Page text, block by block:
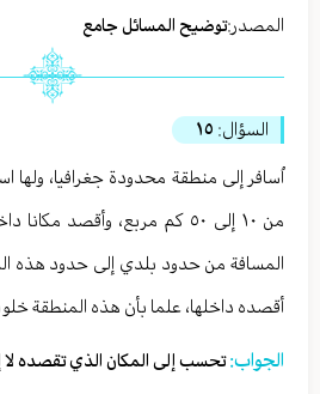
المصدر:توضيح المسائل جامع
السؤال: ١٥
اُسافر إلى منطقة محدودة جغرافيا،
من ١٠ إلى ٥٠ كم مربع، وأقصد
المسافة من حدود بلدي إلى حدود هذه
أقصده داخلها، علما بأن هذه المنطقة
الجواب:تحسب إلى المكان الذي تقصده لا